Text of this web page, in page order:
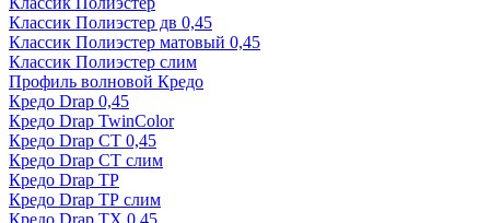
Классик Полиэстер дв 0,45
Классик Полиэстер матовый 0,45
Классик Полиэстер слим
Профиль волновой Кредо
Кредо Drap 0,45
Кредо Drap TwinColor
Кредо Drap СТ 0,45
Кредо Drap СТ слим
Кредо Drap ТР
Кредо Drap ТР слим
Кредо Drap ТХ 0,45